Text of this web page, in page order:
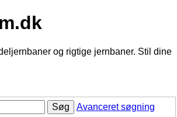
og rigtige jernbaner. Stil dine
Søg Avanceret søgning